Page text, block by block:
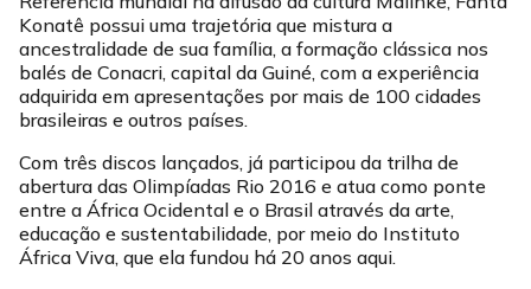
Konatê possui uma trajetória que mistura a
ancestralidade de sua família, a formação clássica nos
balés de Conacri, capital da Guiné, com a experiência
adquirida em apresentações por mais de 100 cidades
brasileiras e outros países.
Com três discos lançados, já participou da trilha de
abertura das Olimpíadas Rio 2016 e atua como ponte
entre a África Ocidental e o Brasil através da arte,
educação e sustentabilidade, por meio do Instituto
África Viva, que ela fundou há 20 anos aqui.